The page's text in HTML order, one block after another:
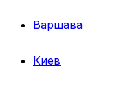
Варшава
Киев